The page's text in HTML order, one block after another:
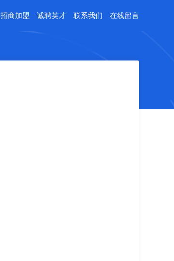
招商加盟 诚聘英才 联系我们 在线留言